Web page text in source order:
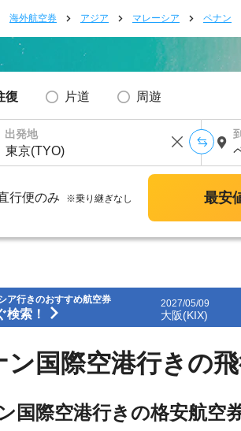
海外航空券 アジア マレーシア ペナン
復 片道 周遊
出発地
行便のみ ※乗り継ぎなし 最安
ア行きのおすすめ航空券
検索！
2027/05/09
大阪(KIX)
ン国際空港行きの
国際空港行きの格安航空